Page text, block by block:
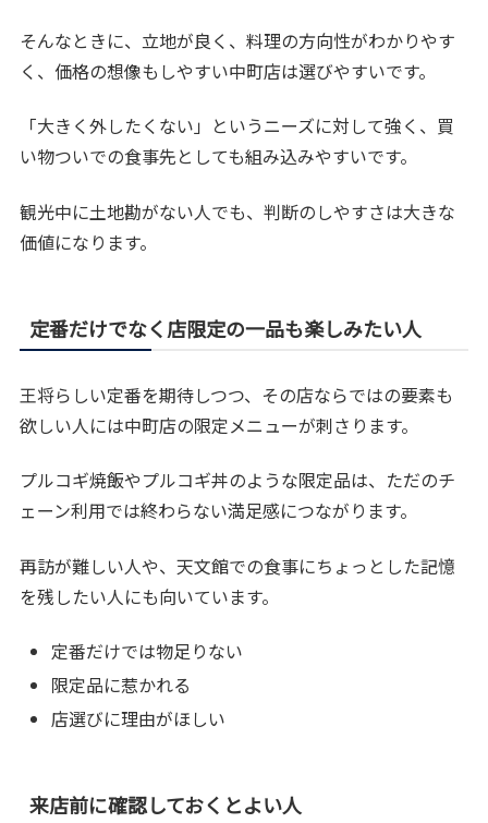
そんなときに、立地が良く、料理の方向性がわかりやす
く、価格の想像もしやすい中町店は選びやすいです。
「大きく外したくない」というニーズに対して強く、買
い物ついでの食事先としても組み込みやすいです。
観光中に土地勘がない人でも、判断のしやすさは大きな
価値になります。
定番だけでなく店限定の一品も楽しみたい人
王将らしい定番を期待しつつ、その店ならではの要素も
欲しい人には中町店の限定メニューが刺さります。
プルコギ焼飯やプルコギ丼のような限定品は、ただのチ
ェーン利用では終わらない満足感につながります。
再訪が難しい人や、天文館での食事にちょっとした記憶
を残したい人にも向いています。
定番だけでは物足りない
限定品に惹かれる
店選びに理由がほしい
来店前に確認しておくとよい人